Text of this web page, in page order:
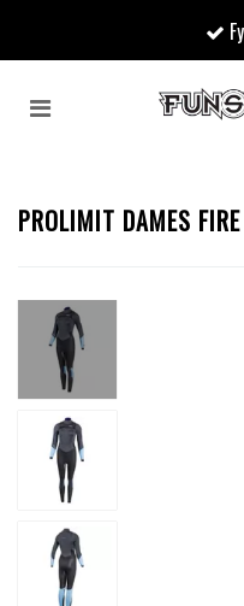
Toggle
Vul hem
PROLIMIT DAMES